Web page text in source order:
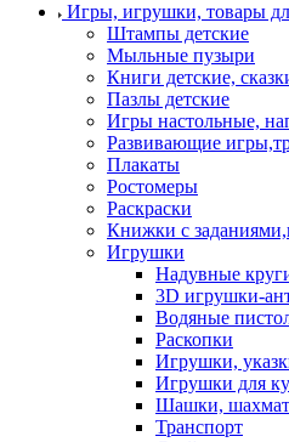
Игры, игрушки, товары
Штампы детские
Мыльные пузыри
Книги детские,
Пазлы детские
Игры настольные,
Развивающие
Плакаты
Ростомеры
Раскраски
Книжки с
Игрушки
Надувные
3D игрушки-
Водяные
Раскопки
Игрушки,
Игрушки для
Шашки,
Транспорт